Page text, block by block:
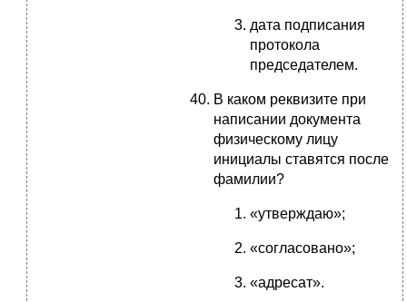
дата подписания
протокола
председателем.
В каком реквизите при
написании документа
физическому лицу
инициалы ставятся после
фамилии?
«утверждаю»;
«согласовано»;
«адресат».